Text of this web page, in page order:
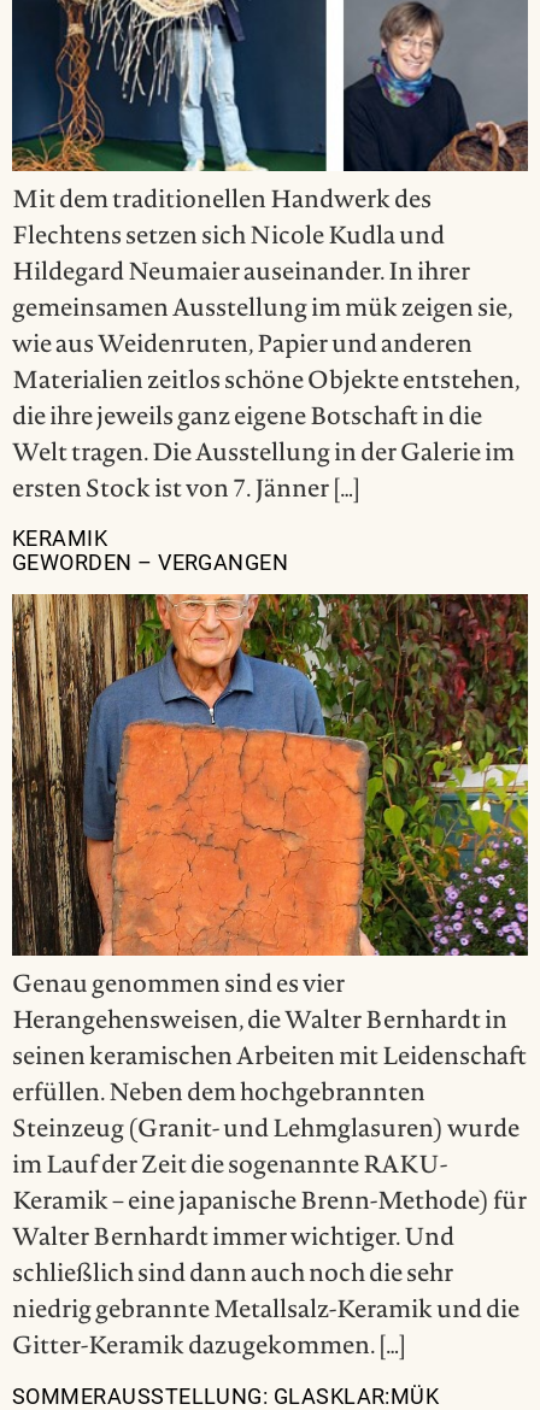
Mit dem traditionellen Handwerk des
Flechtens setzen sich Nicole Kudla und
Hildegard Neumaier auseinander. In ihrer
gemeinsamen Ausstellung im mük zeigen sie,
wie aus Weidenruten, Papier und anderen
Materialien zeitlos schöne Objekte entstehen,
die ihre jeweils ganz eigene Botschaft in die
Welt tragen. Die Ausstellung in der Galerie im
ersten Stock ist von 7. Jänner […]
KERAMIK
GEWORDEN – VERGANGEN
Genau genommen sind es vier
Herangehensweisen, die Walter Bernhardt in
seinen keramischen Arbeiten mit Leidenschaft
erfüllen. Neben dem hochgebrannten
Steinzeug (Granit- und Lehmglasuren) wurde
im Lauf der Zeit die sogenannte RAKU-
Keramik – eine japanische Brenn-Methode) für
Walter Bernhardt immer wichtiger. Und
schließlich sind dann auch noch die sehr
niedrig gebrannte Metallsalz-Keramik und die
Gitter-Keramik dazugekommen. […]
SOMMERAUSSTELLUNG: GLASKLAR:MÜK